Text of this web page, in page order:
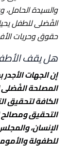
والسيدة
الفُضلى للطفل
حقوق وحريات
هل يقف
إن الجهات
المصلحة
الكافة لتحقيق
التحقيق
الإنسان،
للطفولة